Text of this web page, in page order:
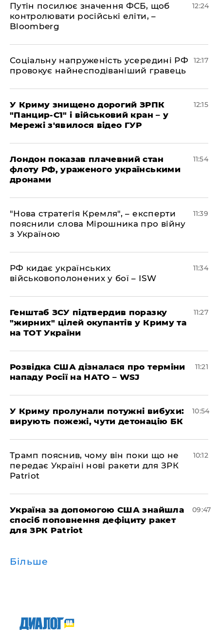
Путін посилює значення ФСБ, щоб
контролювати російські еліти, –
Bloomberg
12:24
Соціальну напруженість усередині РФ
провокує найнесподіваніший гравець
12:17
У Криму знищено дорогий ЗРПК
"Панцир-С1" і військовий кран – у
Мережі з'явилося відео ГУР
12:15
Лондон показав плачевний стан
флоту РФ, ураженого українськими
дронами
11:54
"Нова стратегія Кремля", – експерти
пояснили слова Мірошника про війну
з Україною
11:39
РФ кидає українських
військовополонених у бої – ISW
11:34
Генштаб ЗСУ підтвердив поразку
"жирних" цілей окупантів у Криму та
на ТОТ України
11:27
Розвідка США дізналася про терміни
нападу Росії на НАТО – WSJ
11:21
У Криму пролунали потужні вибухи:
вирують пожежі, чути детонацію БК
10:54
Трамп пояснив, чому він поки що не
передає Україні нові ракети для ЗРК
Patriot
10:12
Україна за допомогою США знайшла
спосіб поповнення дефіциту ракет
для ЗРК Patriot
09:47
Більше